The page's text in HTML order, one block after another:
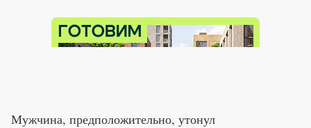
Мужчина, предположительно, утонул